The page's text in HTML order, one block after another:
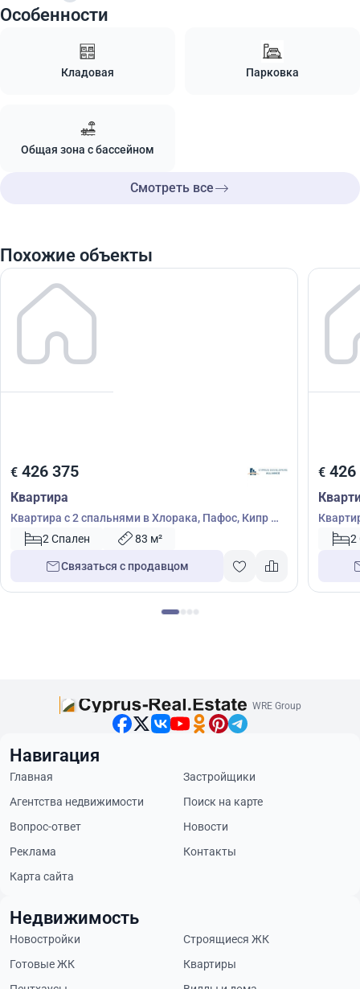
Особенности
Кладовая Парковка
Общая зона с бассейном
Смотреть все
Похожие объекты
€ 426 375
Квартира
Квартира с 2 спальнями в Хлорака, Пафос, Кипр №
522382 Спален 83 м²
Связаться с продавцом
€ 426
522392
WRE Group
Навигация
Главная
Застройщики
Агентства недвижимости
Поиск на карте
Вопрос-ответ
Новости
Реклама
Контакты
Карта сайта
Недвижимость
Новостройки
Строящиеся ЖК
Готовые ЖК
Квартиры